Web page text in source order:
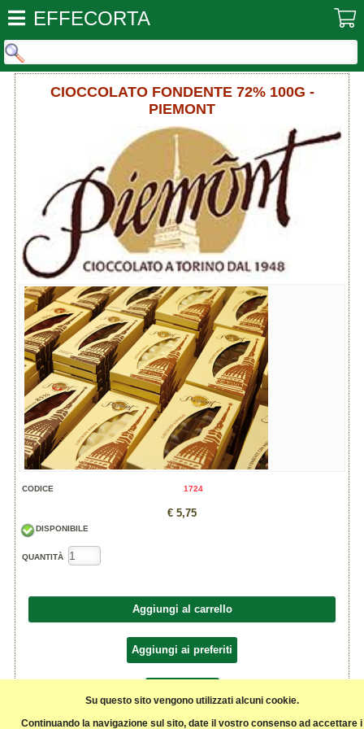
Su questo sito vengono utilizzati alcuni cookie.
Continuando la navigazione sul sito, date il vostro consenso ad accettare i
EFFECORTA
CIOCCOLATO FONDENTE 72% 100G -
PIEMONT
CODICE 1724
€ 5,75
DISPONIBILE
QUANTITÀ
Aggiungi al carrello
Aggiungi ai preferiti